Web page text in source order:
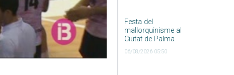
Festa del
mallorquinisme al
Ciutat de Palma
06/08/2026 05:50